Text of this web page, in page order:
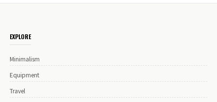
EXPLORE
Minimalism
Equipment
Travel